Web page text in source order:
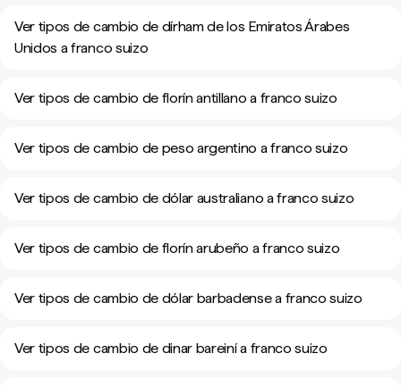
Ver tipos de cambio de dírham de los Emiratos Árabes
Unidos a franco suizo
Ver tipos de cambio de florín antillano a franco suizo
Ver tipos de cambio de peso argentino a franco suizo
Ver tipos de cambio de dólar australiano a franco suizo
Ver tipos de cambio de florín arubeño a franco suizo
Ver tipos de cambio de dólar barbadense a franco suizo
Ver tipos de cambio de dinar bareiní a franco suizo